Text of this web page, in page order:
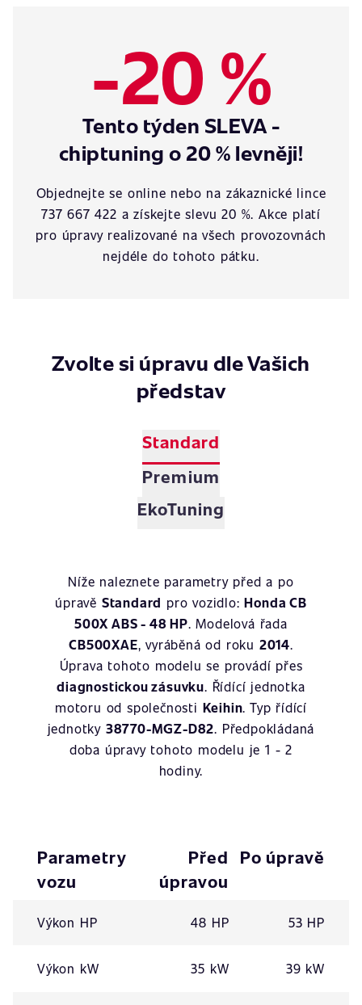
-20 %
Tento týden SLEVA -
chiptuning o 20 % levněji!
Objednejte se online nebo na zákaznické lince
737 667 422 a získejte slevu 20 %. Akce platí
pro úpravy realizované na všech provozovnách
nejdéle do tohoto pátku.
Zvolte si úpravu dle Vašich
představ
Standard
Premium
EkoTuning
Níže naleznete parametry před a po
úpravě Standard pro vozidlo:Honda CB
500X ABS - 48 HP. Modelová řada
CB500XAE, vyráběná od roku 2014.
Úprava tohoto modelu se provádí přes
diagnostickou zásuvku. Řídící jednotka
motoru od společnosti Keihin. Typ řídící
jednotky 38770-MGZ-D82. Předpokládaná
doba úpravy tohoto modelu je 1 - 2
hodiny.
Parametry
vozu
Před
úpravou
Po úpravě
Výkon HP 48 HP 53 HP
Výkon kW 35 kW 39 kW